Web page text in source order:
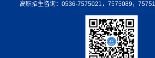
高职招生咨询：0536-7575021，7575089，